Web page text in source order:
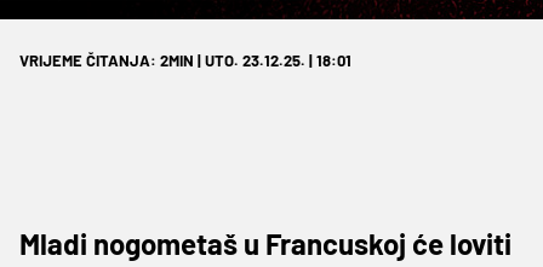
VRIJEME ČITANJA: 2MIN | UTO. 23.12.25. | 18:01
Mladi nogometaš u Francuskoj će loviti